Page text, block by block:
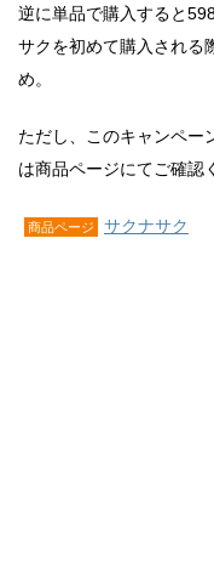
逆に単品で購入すると
サクを初めて購入される
め。
ただし、このキャンペー
は商品ページにてご確認
商品ページ サクナサク